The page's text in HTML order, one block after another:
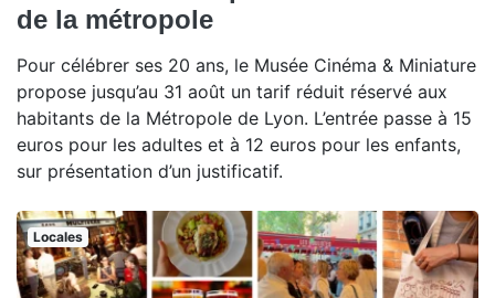
de la métropole
Pour célébrer ses 20 ans, le Musée Cinéma & Miniature
propose jusqu’au 31 août un tarif réduit réservé aux
habitants de la Métropole de Lyon. L’entrée passe à 15
euros pour les adultes et à 12 euros pour les enfants,
sur présentation d’un justificatif.
Locales